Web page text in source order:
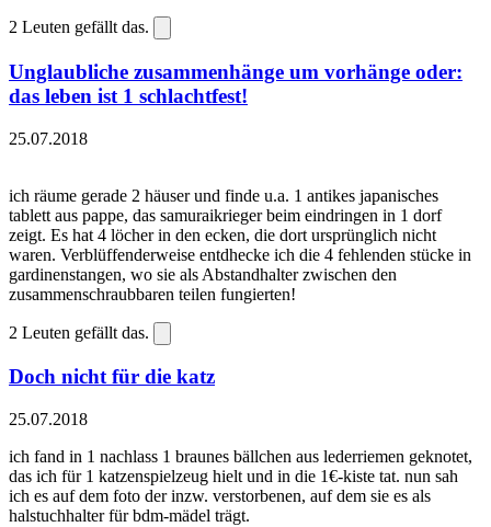
2 Leuten gefällt das.
Unglaubliche zusammenhänge um vorhänge oder:
das leben ist 1 schlachtfest!
25.07.2018
ich räume gerade 2 häuser und finde u.a. 1 antikes japanisches
tablett aus pappe, das samuraikrieger beim eindringen in 1 dorf
zeigt. Es hat 4 löcher in den ecken, die dort ursprünglich nicht
waren. Verblüffenderweise entdhecke ich die 4 fehlenden stücke in
gardinenstangen, wo sie als Abstandhalter zwischen den
zusammenschraubbaren teilen fungierten!
2 Leuten gefällt das.
Doch nicht für die katz
25.07.2018
ich fand in 1 nachlass 1 braunes bällchen aus lederriemen geknotet,
das ich für 1 katzenspielzeug hielt und in die 1€-kiste tat. nun sah
ich es auf dem foto der inzw. verstorbenen, auf dem sie es als
halstuchhalter für bdm-mädel trägt.